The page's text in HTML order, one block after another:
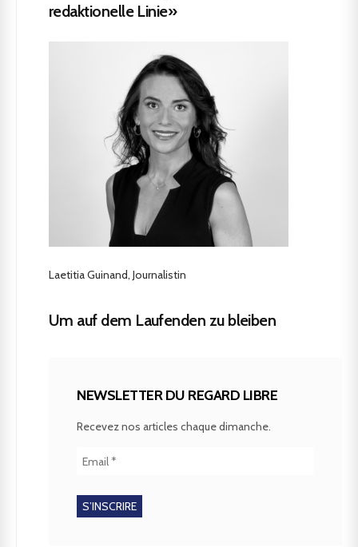
redaktionelle Linie»
Laetitia Guinand, Journalistin
Um auf dem Laufenden zu bleiben
NEWSLETTER DU REGARD LIBRE
Recevez nos articles chaque dimanche.